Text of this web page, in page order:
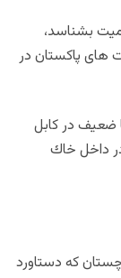
بشناسد،
هاى پاكستان در
ضعيف در كابل
داخل خاك
كه دستاورد